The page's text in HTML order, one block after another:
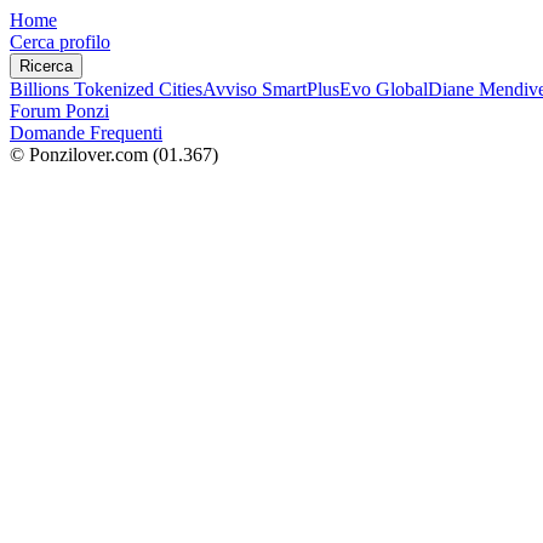
Home
Cerca profilo
Ricerca
Billions Tokenized CitiesAvviso SmartPlusEvo GlobalDiane
Forum Ponzi
Domande Frequenti
© Ponzilover.com (01.367)